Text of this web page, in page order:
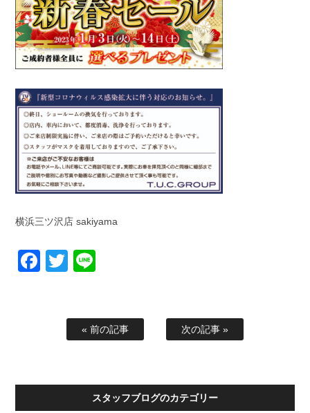
横浜三ツ沢店 sakiyama
Facebook
Twitter
« 前の記事 次の記事 »
スタッフブログのカテゴリー